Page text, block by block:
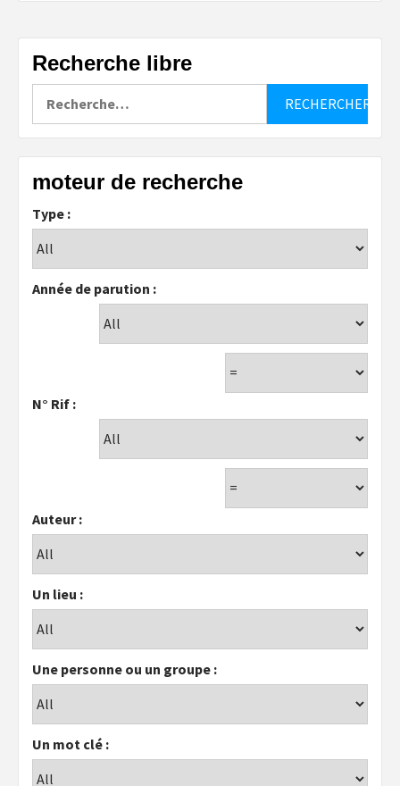
Recherche libre
moteur de recherche
Type :
Année de parution :
N° Rif :
Auteur :
Un lieu :
Une personne ou un groupe :
Un mot clé :